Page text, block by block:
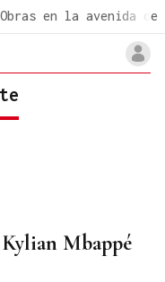
Obras en la avenida de
Mbappé